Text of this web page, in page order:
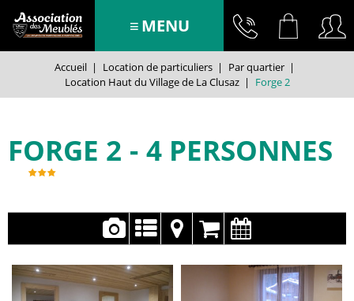
MENU
Accueil | Location de particuliers | Par quartier |
Location Haut du Village de La Clusaz | Forge 2
FORGE 2 4 PERSONNES